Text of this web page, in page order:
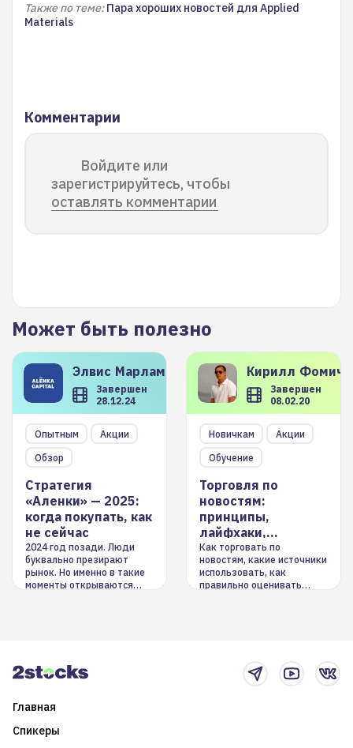
Также по теме: Пара хороших новостей для Applied
Materials
Комментарии
Войдите или
зарегистрируйтесь, чтобы
оставлять комментарии
Может быть полезно
Элвис Марламов
Завершен
28.12.24
Опытным
Акции
Обзор
Стратегия
«Аленки» — 2025:
когда покупать, как
не сейчас
2024 год позади. Люди
буквально презирают
рынок. Но именно в такие
моменты открываются
Кирилл
Завершен
08.02.20
Новичкам
Акции
Обучение
Торговля по
новостям:
принципы,
лайфхаки,
инструменты
Как торговать по
новостям, какие источники
использовать, как
правильно оценивать
Главная
Спикеры